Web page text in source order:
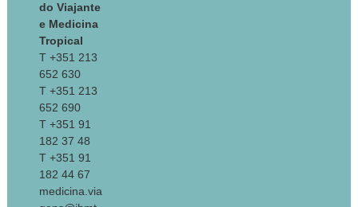
do Viajante
e Medicina
Tropical
T +351 213
652 630
T +351 213
652 690
T +351 91
182 37 48
T +351 91
182 44 67
medicina.via